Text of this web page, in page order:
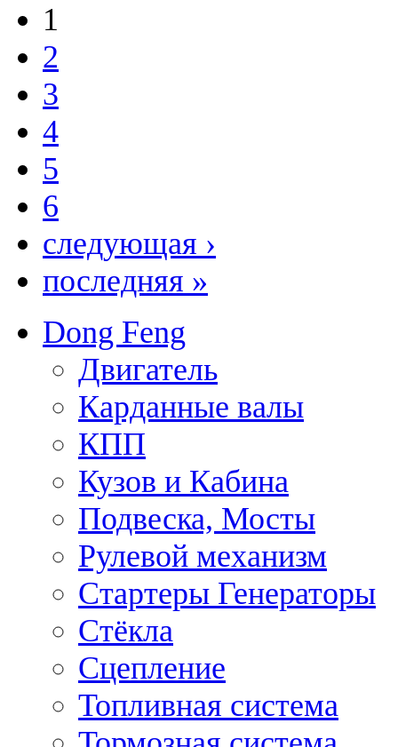
1
2
3
4
5
6
следующая ›
последняя »
Dong Feng
Двигатель
Карданные валы
КПП
Кузов и Кабина
Подвеска, Мосты
Рулевой механизм
Стартеры Генераторы
Стёкла
Сцепление
Топливная система